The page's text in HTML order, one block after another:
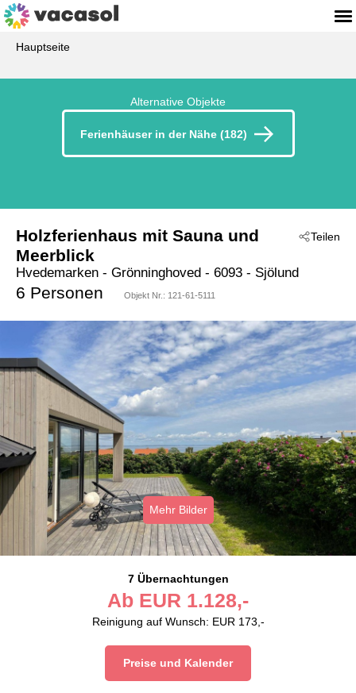
Hauptseite
Alternative Objekte
Ferienhäuser in der Nähe (182)
Teilen
Holzferienhaus mit Sauna und
Meerblick
Hvedemarken - Grönninghoved - 6093 - Sjölund
6 Personen Objekt Nr.: 121-61-5111
Mehr Bilder
7 Übernachtungen
Ab EUR 1.128,-
Reinigung auf Wunsch: EUR 173,-
Preise und Kalender